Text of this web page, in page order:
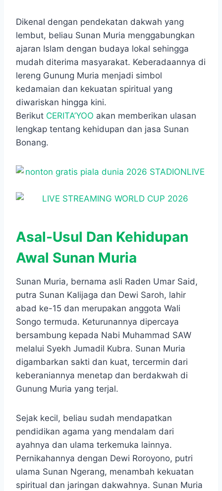
Dikenal dengan pendekatan dakwah yang
lembut, beliau Sunan Muria menggabungkan
ajaran Islam dengan budaya lokal sehingga
mudah diterima masyarakat. Keberadaannya di
lereng Gunung Muria menjadi simbol
kedamaian dan kekuatan spiritual yang
diwariskan hingga kini.
Berikut CERITA’YOO akan memberikan ulasan
lengkap tentang kehidupan dan jasa Sunan
Bonang.
Asal-Usul Dan Kehidupan
Awal Sunan Muria
Sunan Muria, bernama asli Raden Umar Said,
putra Sunan Kalijaga dan Dewi Saroh, lahir
abad ke-15 dan merupakan anggota Wali
Songo termuda. Keturunannya dipercaya
bersambung kepada Nabi Muhammad SAW
melalui Syekh Jumadil Kubra. Sunan Muria
digambarkan sakti dan kuat, tercermin dari
keberaniannya menetap dan berdakwah di
Gunung Muria yang terjal.
Sejak kecil, beliau sudah mendapatkan
pendidikan agama yang mendalam dari
ayahnya dan ulama terkemuka lainnya.
Pernikahannya dengan Dewi Roroyono, putri
ulama Sunan Ngerang, menambah kekuatan
spiritual dan jaringan dakwahnya. Sunan Muria